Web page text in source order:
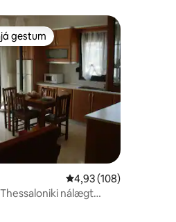
hjá gestum
gestum
4,93 af 5 í
4,93 (108)
nálægt